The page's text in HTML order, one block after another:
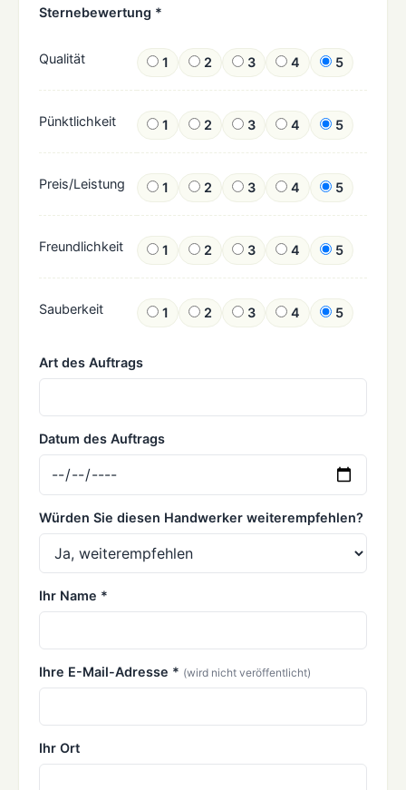
Sternebewertung *
Qualität 1 2 3 4 5
Pünktlichkeit 1 2 3 4 5
Preis/Leistung 1 2 3 4 5
Freundlichkeit 1 2 3 4 5
Sauberkeit 1 2 3 4 5
Art des Auftrags
Datum des Auftrags
Würden Sie diesen Handwerker weiterempfehlen?
Ihr Name *
Ihre E-Mail-Adresse * (wird nicht veröffentlicht)
Ihr Ort